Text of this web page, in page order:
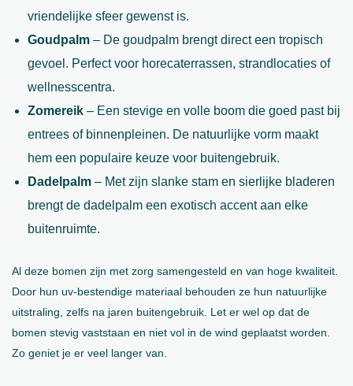
vriendelijke sfeer gewenst is.
Goudpalm – De goudpalm brengt direct een tropisch
gevoel. Perfect voor horecaterrassen, strandlocaties of
wellnesscentra.
Zomereik – Een stevige en volle boom die goed past bij
entrees of binnenpleinen. De natuurlijke vorm maakt
hem een populaire keuze voor buitengebruik.
Dadelpalm – Met zijn slanke stam en sierlijke bladeren
brengt de dadelpalm een exotisch accent aan elke
buitenruimte.
Al deze bomen zijn met zorg samengesteld en van hoge kwaliteit.
Door hun uv-bestendige materiaal behouden ze hun natuurlijke
uitstraling, zelfs na jaren buitengebruik. Let er wel op dat de
bomen stevig vaststaan en niet vol in de wind geplaatst worden.
Zo geniet je er veel langer van.